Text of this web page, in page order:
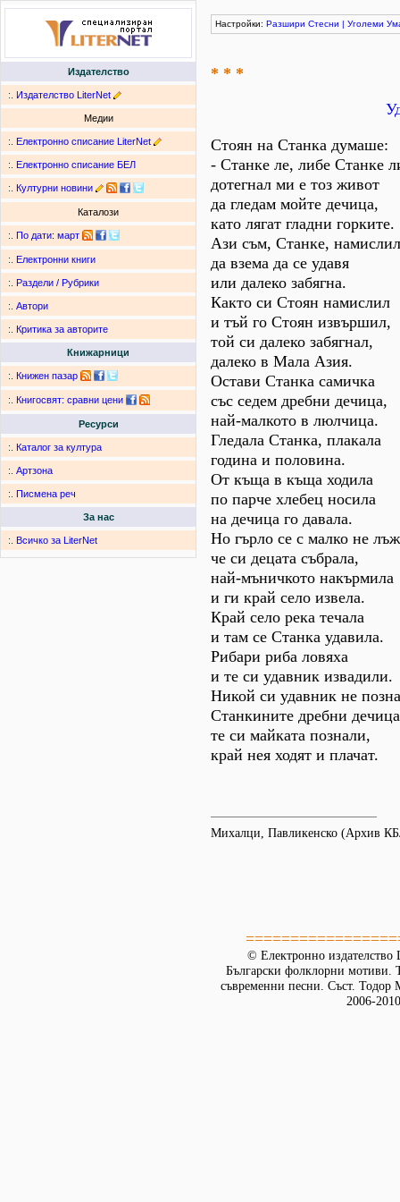
Издателство
:. Издателство LiterNet
Медии
:. Електронно списание LiterNet
:. Електронно списание БЕЛ
:. Културни новини
Каталози
:. По дати: март
:. Електронни книги
:. Раздели / Рубрики
:. Автори
:. Критика за авторите
Книжарници
:. Книжен пазар
:. Книгосвят: сравни цени
Ресурси
:. Каталог за култура
:. Артзона
:. Писмена реч
За нас
:. Всичко за LiterNet
Настройки: Разшири Стесни | Уголеми
* * *
Стоян на Станка думаше:
- Станке ле, либе Станке
дотегнал ми е тоз живот
да гледам мойте дечица,
като лягат гладни горките.
Ази съм, Станке,
да взема да се удавя
или далеко забягна.
Както си Стоян намислил
и тъй го Стоян извършил,
той си далеко забягнал,
далеко в Мала Азия.
Остави Станка самичка
със седем дребни дечица,
най-малкото в люлчица.
Гледала Станка, плакала
година и половина.
От къща в къща ходила
по парче хлебец носила
на дечица го давала.
Но гърло се с малко не
че си децата събрала,
най-мъничкото накърмила
и ги край село извела.
Край село река течала
и там се Станка удавила.
Рибари риба ловяха
и те си удавник извадили.
Никой си удавник не
Станкините дребни
те си майката познали,
край нея ходят и плачат.
Михалци, Павликенско (Архив
© Електронно издателство
Български фолклорни мотиви.
съвременни песни. Съст.
2006-